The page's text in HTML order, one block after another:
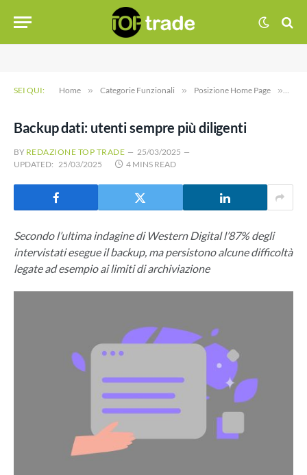
SEI QUI: Home » Categorie Funzionali » Posizione Home Page »
Backup dati: utenti sempre più diligenti
BY REDAZIONE TOP TRADE
25/03/2025
UPDATED: 25/03/2025 4 MINS READ
Secondo l’ultima indagine di Western Digital l’87% degli
intervistati esegue il backup, ma persistono alcune difficoltà
legate ad esempio ai limiti di archiviazione